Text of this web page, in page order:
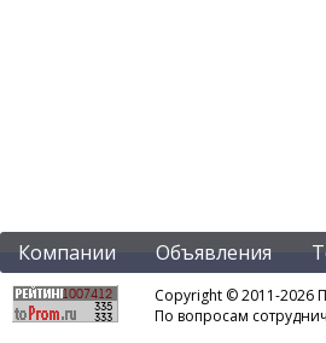
Компании Объявления
Copyright © 2011-2026
По вопросам